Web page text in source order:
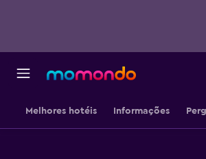
Melhores hotéis Informações